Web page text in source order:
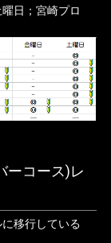
；宮崎プロ
ーコース)レ
移行している